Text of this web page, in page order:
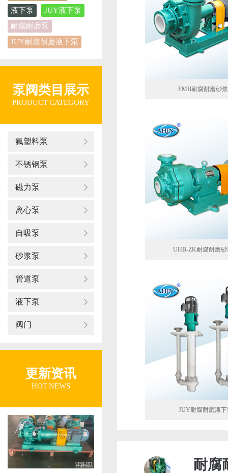
液下泵
JUY液下泵
耐腐耐磨泵
JUY耐腐耐磨液下泵
泵阀类目展示
PRODUCT CATEGORY
氟塑料泵
不锈钢泵
磁力泵
离心泵
自吸泵
砂浆泵
管道泵
液下泵
阀门
更新资讯
HOT NEWS
FMB耐腐耐磨砂
UHB-ZK耐腐耐磨
JUY耐腐耐磨液
耐腐